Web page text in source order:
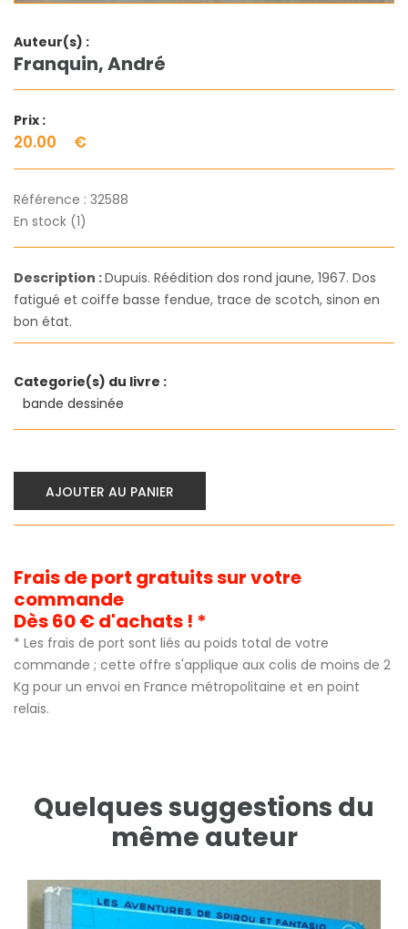
Auteur(s) :
Franquin, André
Prix :
20.00 €
Référence : 32588
En stock (1)
Description :Dupuis. Réédition dos rond jaune, 1967. Dos
fatigué et coiffe basse fendue, trace de scotch, sinon en
bon état.
Categorie(s) du livre :
bande dessinée
AJOUTER AU PANIER
Frais de port gratuits sur votre
commande
Dès 60 € d'achats ! *
* Les frais de port sont liés au poids total de votre
commande ; cette offre s'applique aux colis de moins de 2
Kg pour un envoi en France métropolitaine et en point
relais.
Quelques suggestions du
même auteur